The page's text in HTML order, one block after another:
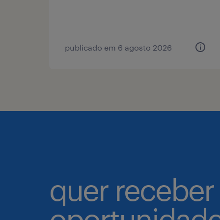
publicado em 6 agosto 2026
quer receber